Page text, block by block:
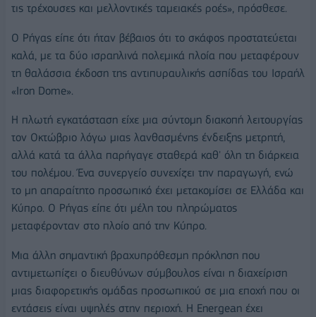
τις τρέχουσες και μελλοντικές ταμειακές ροές», πρόσθεσε.
Ο Ρήγας είπε ότι ήταν βέβαιος ότι το σκάφος προστατεύεται
καλά, με τα δύο ισραηλινά πολεμικά πλοία που μεταφέρουν
τη θαλάσσια έκδοση της αντιπυραυλικής ασπίδας του Ισραήλ
«Iron Dome».
Η πλωτή εγκατάσταση είχε μια σύντομη διακοπή λειτουργίας
τον Οκτώβριο λόγω μιας λανθασμένης ένδειξης μετρητή,
αλλά κατά τα άλλα παρήγαγε σταθερά καθ' όλη τη διάρκεια
του πολέμου. Ένα συνεργείο συνεχίζει την παραγωγή, ενώ
το μη απαραίτητο προσωπικό έχει μετακομίσει σε Ελλάδα και
Κύπρο. Ο Ρήγας είπε ότι μέλη του πληρώματος
μεταφέρονταν στο πλοίο από την Κύπρο.
Μια άλλη σημαντική βραχυπρόθεσμη πρόκληση που
αντιμετωπίζει ο διευθύνων σύμβουλος είναι η διαχείριση
μιας διαφορετικής ομάδας προσωπικού σε μια εποχή που οι
εντάσεις είναι υψηλές στην περιοχή. Η Energean έχει